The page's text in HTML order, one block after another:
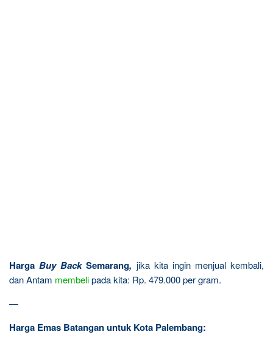
HargaBuy BackSemarang, jika kita ingin menjual kembali,
dan Antam membelipada kita: Rp. 479.000 per gram.
—
Harga Emas Batangan untuk Kota Palembang: